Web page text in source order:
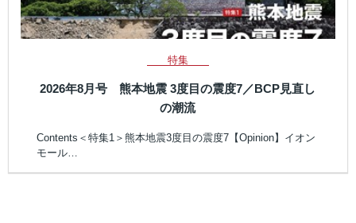
特集
2026年8月号 熊本地震 3度目の震度7／BCP見直し
の潮流
Contents＜特集1＞熊本地震3度目の震度7【Opinion】イオン
モール…